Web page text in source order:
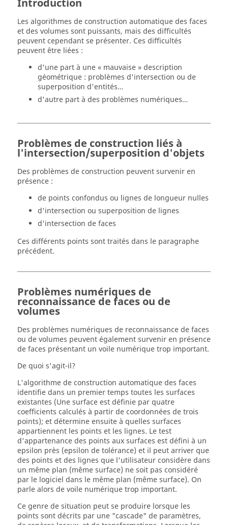
Introduction
Les algorithmes de construction automatique des faces
et des volumes sont puissants, mais des difficultés
peuvent cependant se présenter. Ces difficultés
peuvent être liées :
d'une part à une « mauvaise » description
géométrique : problèmes d'intersection ou de
superposition d'entités…
d'autre part à des problèmes numériques…
Problèmes de construction liés à
l'intersection/superposition d'objets
Des problèmes de construction peuvent survenir en
présence :
de points confondus ou lignes de longueur nulles
d'intersection ou superposition de lignes
d'intersection de faces
Ces différents points sont traités dans le paragraphe
précédent.
Problèmes numériques de
reconnaissance de faces ou de
volumes
Des problèmes numériques de reconnaissance de faces
ou de volumes peuvent également survenir en présence
de faces présentant un voile numérique trop important.
De quoi s'agit-il?
L'algorithme de construction automatique des faces
identifie dans un premier temps toutes les surfaces
existantes (Une surface est définie par quatre
coefficients calculés à partir de coordonnées de trois
points); et détermine ensuite à quelles surfaces
appartiennent les points et les lignes. Le test
d'appartenance des points aux surfaces est défini à un
epsilon près (epsilon de tolérance) et il peut arriver que
des points et des lignes que l'utilisateur considère dans
un même plan (même surface) ne soit pas considéré
par le logiciel dans le même plan (même surface). On
parle alors de voile numérique trop important.
Ce genre de situation peut se produire lorsque les
points sont décrits par une "cascade" de paramètres,